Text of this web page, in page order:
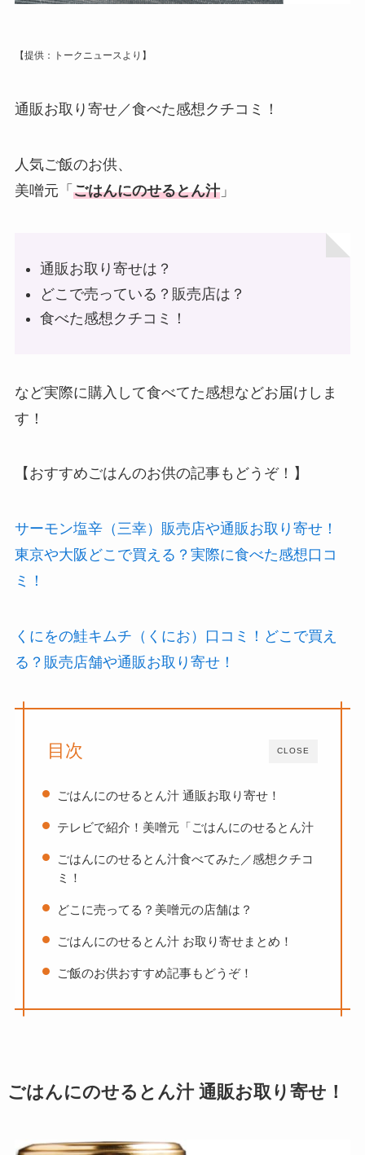
【提供：トークニュースより】
通販お取り寄せ／食べた感想クチコミ！
人気ご飯のお供、
美噌元「 ごはんにのせるとん汁」
通販お取り寄せは？
どこで売っている？販売店は？
食べた感想クチコミ！
など実際に購入して食べてた感想などお届けしま
す！
【おすすめごはんのお供の記事もどうぞ！】
サーモン塩辛（三幸）販売店や通販お取り寄せ！
東京や大阪どこで買える？実際に食べた感想口コ
ミ！
くにをの鮭キムチ（くにお）口コミ！どこで買え
る？販売店舗や通販お取り寄せ！
CLOSE
目次
ごはんにのせるとん汁 通販お取り寄せ！
テレビで紹介！美噌元「ごはんにのせるとん汁
ごはんにのせるとん汁食べてみた／感想クチコ
ミ！
どこに売ってる？美噌元の店舗は？
ごはんにのせるとん汁 お取り寄せまとめ！
ご飯のお供おすすめ記事もどうぞ！
ごはんにのせるとん汁 通販お取り寄せ！